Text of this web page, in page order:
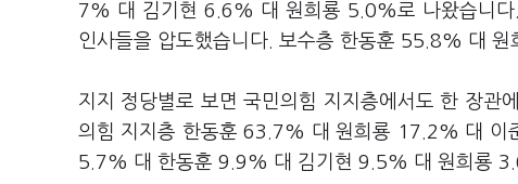
7% 대 김기현 6.6% 대 원희룡 5.0%로 나왔습니다
인사들을 압도했습니다. 보수층 한동훈 55.8% 대
지지 정당별로 보면 국민의힘 지지층에서도 한 장
의힘 지지층 한동훈 63.7% 대 원희룡 17.2% 대
5.7% 대 한동훈 9.9% 대 김기현 9.5% 대 원희룡